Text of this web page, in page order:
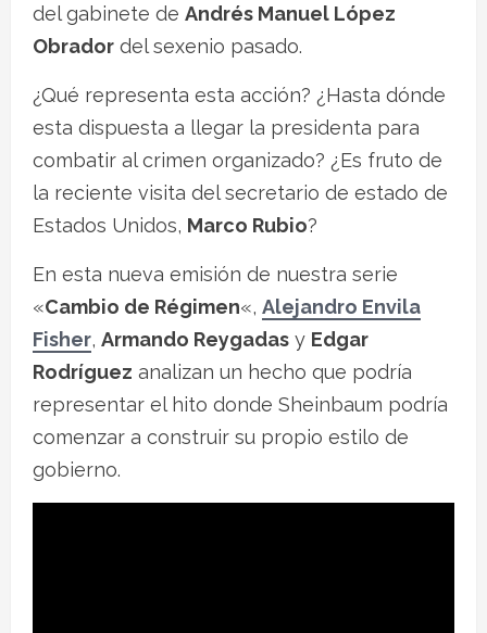
del gabinete de Andrés Manuel López
Obrador del sexenio pasado.
¿Qué representa esta acción? ¿Hasta dónde
esta dispuesta a llegar la presidenta para
combatir al crimen organizado? ¿Es fruto de
la reciente visita del secretario de estado de
Estados Unidos, Marco Rubio?
En esta nueva emisión de nuestra serie
«Cambio de Régimen«, Alejandro Envila
Fisher, Armando Reygadas y Edgar
Rodríguez analizan un hecho que podría
representar el hito donde Sheinbaum podría
comenzar a construir su propio estilo de
gobierno.